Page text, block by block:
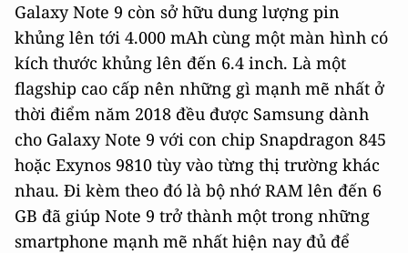
Galaxy Note 9 còn sở hữu dung lượng pin
khủng lên tới 4.000 mAh cùng một màn hình có
kích thước khủng lên đến 6.4 inch. Là một
flagship cao cấp nên những gì mạnh mẽ nhất ở
thời điểm năm 2018 đều được Samsung dành
cho Galaxy Note 9 với con chip Snapdragon 845
hoặc Exynos 9810 tùy vào từng thị trường khác
nhau. Đi kèm theo đó là bộ nhớ RAM lên đến 6
GB đã giúp Note 9 trở thành một trong những
smartphone mạnh mẽ nhất hiện nay đủ để